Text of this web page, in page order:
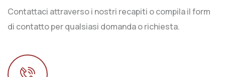
Contattaci attraverso i nostri recapiti o compila il form
di contatto per qualsiasi domanda o richiesta.